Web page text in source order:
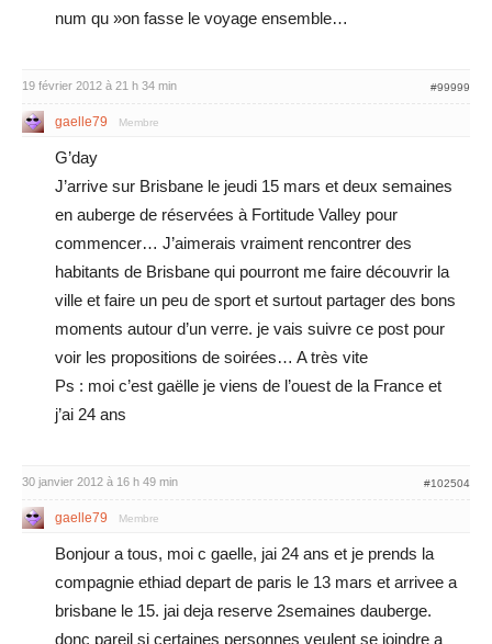
num qu »on fasse le voyage ensemble…
19 février 2012 à 21 h 34 min #99999
gaelle79 Membre
G’day
J’arrive sur Brisbane le jeudi 15 mars et deux semaines
en auberge de réservées à Fortitude Valley pour
commencer… J’aimerais vraiment rencontrer des
habitants de Brisbane qui pourront me faire découvrir la
ville et faire un peu de sport et surtout partager des bons
moments autour d’un verre. je vais suivre ce post pour
voir les propositions de soirées… A très vite
Ps : moi c’est gaëlle je viens de l’ouest de la France et
j’ai 24 ans
30 janvier 2012 à 16 h 49 min #102504
gaelle79 Membre
Bonjour a tous, moi c gaelle, jai 24 ans et je prends la
compagnie ethiad depart de paris le 13 mars et arrivee a
brisbane le 15. jai deja reserve 2semaines dauberge.
donc pareil si certaines personnes veulent se joindre a